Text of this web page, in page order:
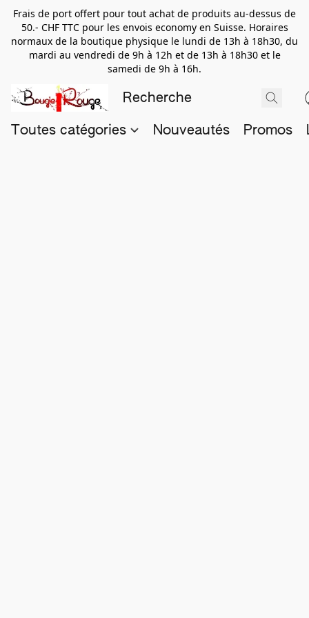
Frais de port offert pour tout achat de produits au-dessus de
50.- CHF TTC pour les envois economy en Suisse. Horaires
normaux de la boutique physique le lundi de 13h à 18h30, du
mardi au vendredi de 9h à 12h et de 13h à 18h30 et le
samedi de 9h à 16h.
Toutes catégories Nouveautés Promos